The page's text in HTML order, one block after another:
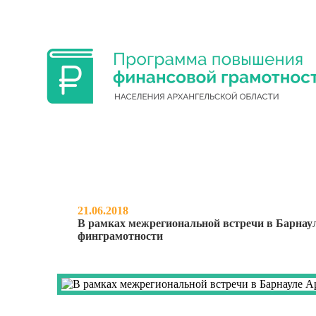
НОВОСТИ
В РАМКАХ
АРХАНГЕЛЬСКАЯ
21.06.2018
В рамках межрегиональной встречи в
финграмотности